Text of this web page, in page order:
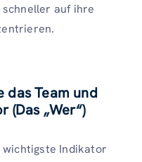
auf ihre
das Team und
(Das „Wer“)
wichtigste Indikator